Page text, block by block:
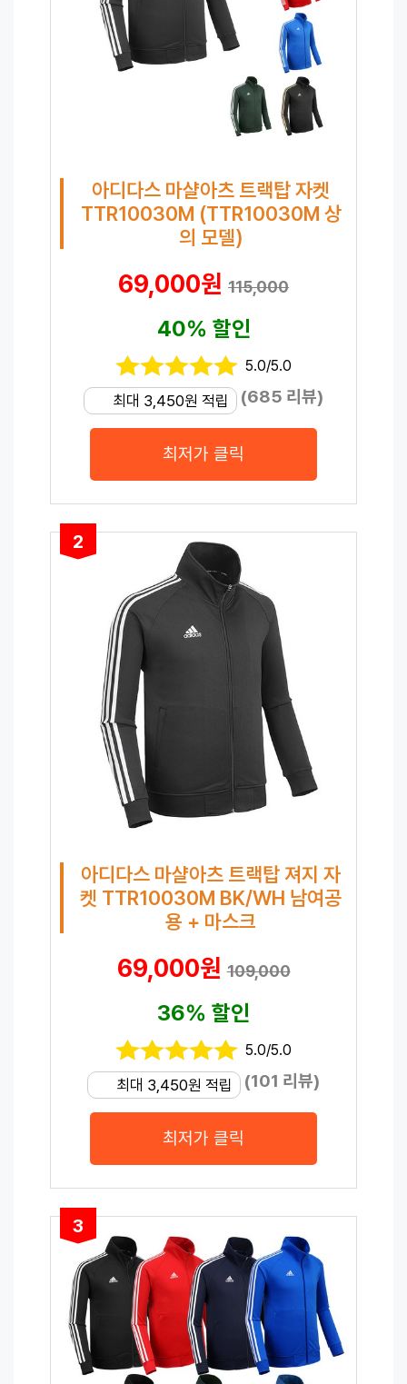
아디다스 마샬아츠 트랙탑 자켓
TTR10030M (TTR10030M 상
의 모델)
69,000원 115,000
40% 할인
5.0/5.0
최대 3,450원 적립 (685 리뷰)
최저가 클릭
2
아디다스 마샬아츠 트랙탑 져지 자
켓 TTR10030M BK/WH 남여공
용 + 마스크
69,000원109,000
36% 할인
5.0/5.0
최대 3,450원 적립 (101 리뷰)
최저가 클릭
3